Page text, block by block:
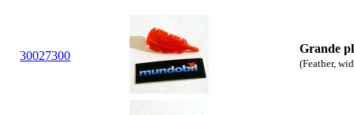
30027300
Grande
(Feather,